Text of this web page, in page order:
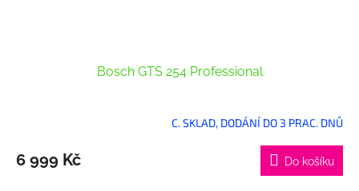
Bosch GTS 254 Professional
C. SKLAD, DODÁNÍ DO 3 PRAC. DNŮ
6 999 Kč Do košíku